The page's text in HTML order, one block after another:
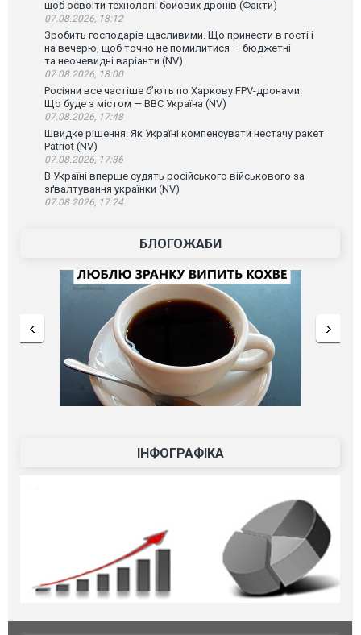
щоб освоїти технології бойових дронів (Факти)
07.08.2026, 18:12
Зробить господарів щасливими. Що принести в гості і
на вечерю, щоб точно не помилитися — бюджетні
та неочевидні варіанти (NV)
07.08.2026, 18:00
Росіяни все частіше бʼють по Харкову FPV-дронами.
Що буде з містом — ВВС Україна (NV)
07.08.2026, 17:48
Швидке рішення. Як Україні компенсувати нестачу ракет
Patriot (NV)
07.08.2026, 17:36
В Україні вперше судять російського військового за
зґвалтування українки (NV)
07.08.2026, 17:24
БЛОГОЖАБИ
ІНФОГРАФІКА